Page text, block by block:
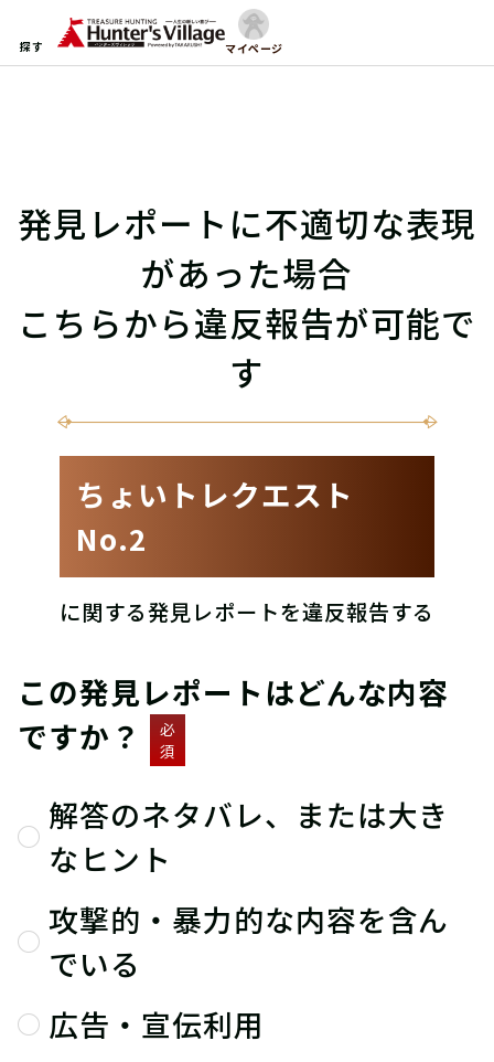
探す マイページ
発見レポートに不適切な表現
があった場合
こちらから違反報告が可能で
す
ちょいトレクエスト
No.2
に関する発見レポートを違反報告する
この発見レポートはどんな内容
ですか？
必
須
解答のネタバレ、または大き
なヒント
攻撃的・暴力的な内容を含ん
でいる
広告・宣伝利用